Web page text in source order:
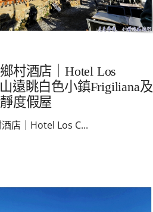
村酒店｜Hotel Los
遠眺白色小鎮Frigiliana及
度假屋
店｜Hotel Los C...